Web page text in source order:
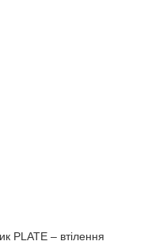
PLATE – втілення